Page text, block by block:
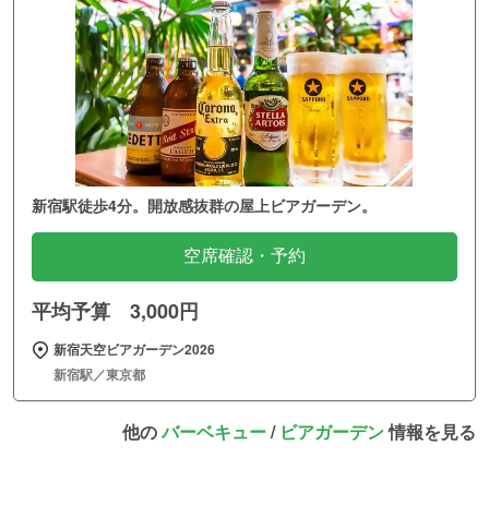
新宿駅徒歩4分。開放感抜群の屋上ビアガーデン。
空席確認・予約
平均予算 3,000円
新宿天空ビアガーデン2026
新宿駅／東京都
他のバーベキュー/ ビアガーデン情報を見る